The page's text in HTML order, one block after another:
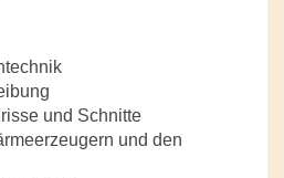
und Schnitte
und den